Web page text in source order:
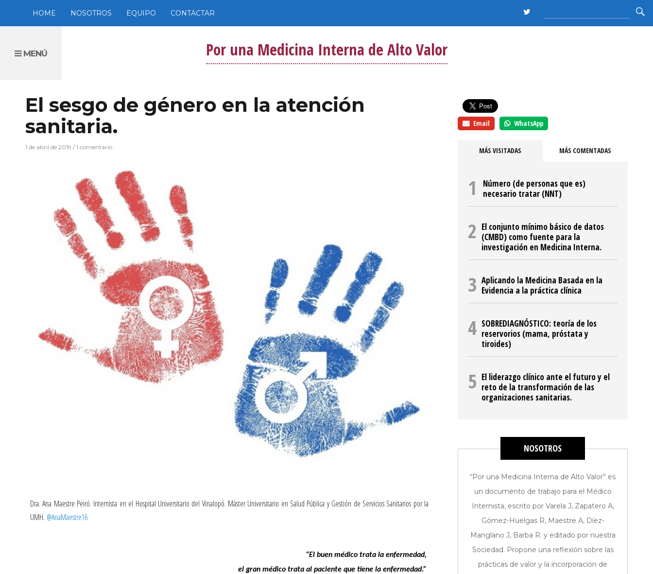
HOME NOSOTROS EQUIPO CONTACTAR
Por una Medicina Interna de Alto Valor
MENÚ
El sesgo de género en la atención
sanitaria.
1 de abril de 2019 / 1 comentario
Dra. Ana Maestre Peiró. Internista en el Hospital Universitario del Vinalopó. Máster Universitario en Salud Pública y Gestión de Servicios Sanitarios por la
UMH. @AnaMaestre16
“El buen médico trata la enfermedad,
el gran médico trata al paciente que tiene la enfermedad.”
Email WhatsApp
MÁS VISITADAS MÁS COMENTADAS
Número (de personas que es)
necesario tratar (NNT)
El conjunto mínimo básico de datos
(CMBD) como fuente para la
investigación en Medicina Interna.
Aplicando la Medicina Basada en la
Evidencia a la práctica clínica
SOBREDIAGNÓSTICO: teoría de los
reservorios (mama, próstata y
tiroides)
El liderazgo clínico ante el futuro y el
reto de la transformación de las
organizaciones sanitarias.
NOSOTROS
“Por una Medicina Interna de Alto Valor” es
un documento de trabajo para el Médico
Internista, escrito por Varela J, Zapatero A,
Gómez-Huelgas R, Maestre A, Díez-
Manglano J, Barba R. y editado por nuestra
Sociedad. Propone una reflexión sobre las
prácticas de valor y la incorporación de